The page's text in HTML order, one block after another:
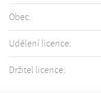
Obec:
Udělení licence:
Držitel licence: